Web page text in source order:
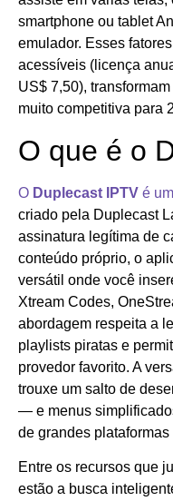
smartphone ou tablet
emulador. Esses
acessíveis (licença
US$ 7,50),
muito competitiva para
O que é o
O Duplecast IPTV é um
criado pela Duplecast
assinatura legítima de
conteúdo próprio, o
versátil onde você
Xtream Codes,
abordagem respeita a
playlists piratas e
provedor favorito. A
trouxe um salto de
— e menus
de grandes plataformas
Entre os recursos que
estão a busca